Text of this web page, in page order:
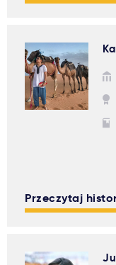
Przeczytaj